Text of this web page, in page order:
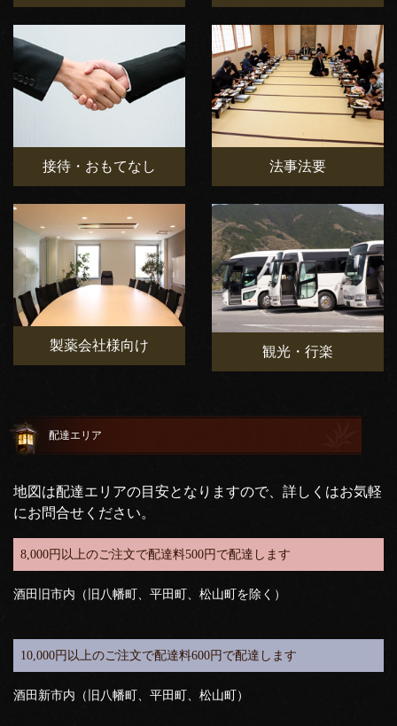
接待・おもてなし 法事法要
製薬会社様向け 観光・行楽
配達エリア
地図は配達エリアの目安となりますので、詳しくはお気軽
にお問合せください。
8,000円以上のご注文で配達料500円で配達します
酒田旧市内（旧八幡町、平田町、松山町を除く）
10,000円以上のご注文で配達料600円で配達します
酒田新市内（旧八幡町、平田町、松山町）